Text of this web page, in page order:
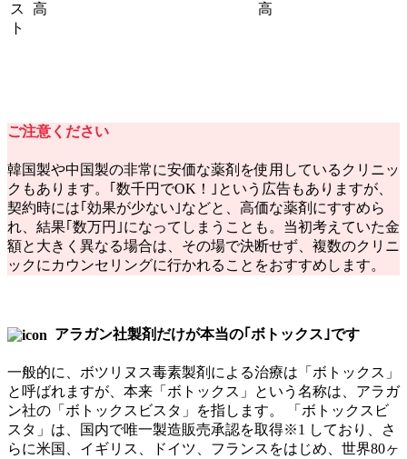
ス
ト
高 高
ご注意ください
韓国製や中国製の非常に安価な薬剤を使用しているクリニッ
クもあります。｢数千円でOK！｣という広告もありますが、
契約時には｢効果が少ない｣などと、高価な薬剤にすすめら
れ、結果｢数万円｣になってしまうことも。当初考えていた金
額と大きく異なる場合は、その場で決断せず、複数のクリニ
ックにカウンセリングに行かれることをおすすめします。
アラガン社製剤だけが本当の｢ボトックス｣です
一般的に、ボツリヌス毒素製剤による治療は「ボトックス」
と呼ばれますが、本来「ボトックス」という名称は、アラガ
ン社の「ボトックスビスタ」を指します。 「ボトックスビ
スタ」は、国内で唯一製造販売承認を取得※1 しており、さ
らに米国、イギリス、ドイツ、フランスをはじめ、世界80ヶ